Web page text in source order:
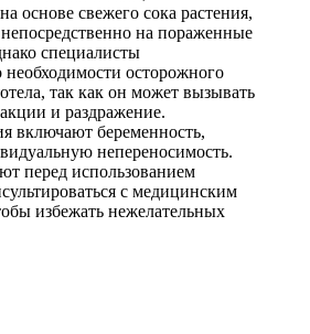
основе свежего сока растения,
на пораженные
специалисты
осторожного
так как он может вызывать
и раздражение.
включают беременность,
непереносимость.
перед использованием
с медицинским
избежать нежелательных